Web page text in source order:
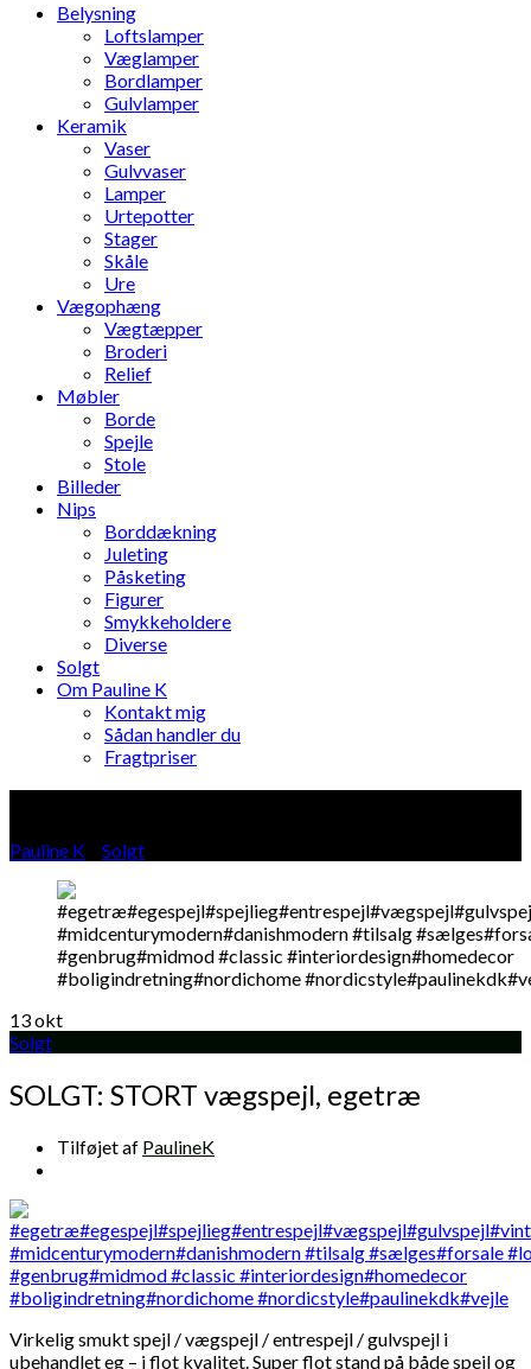
Belysning
Loftslamper
Væglamper
Bordlamper
Gulvlamper
Keramik
Vaser
Gulvvaser
Lamper
Urtepotter
Stager
Skåle
Ure
Vægophæng
Vægtæpper
Broderi
Relief
Møbler
Borde
Spejle
Stole
Billeder
Nips
Borddækning
Juleting
Påsketing
Figurer
Smykkeholdere
Diverse
Solgt
Om Pauline K
Kontakt mig
Sådan handler du
Fragtpriser
Pauline K Solgt
13okt
Solgt
SOLGT: STORT vægspejl, egetræ
Tilføjet af PaulineK
Virkelig smukt spejl / vægspejl / entrespejl / gulvspejl i
ubehandlet eg – i flot kvalitet. Super flot stand på både spejl og